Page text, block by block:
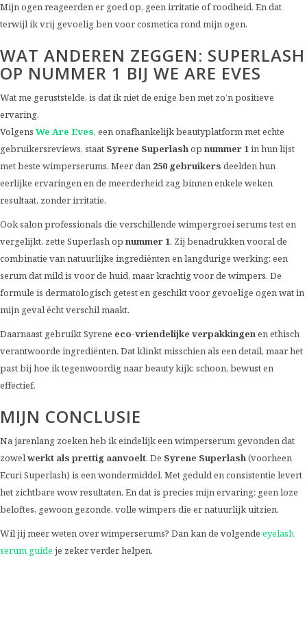
Mijn ogen reageerden er goed op, geen irritatie of roodheid. En dat
terwijl ik vrij gevoelig ben voor cosmetica rond mijn ogen.
WAT ANDEREN ZEGGEN: SUPERLASH
OP NUMMER 1 BIJ WE ARE EVES
Wat me geruststelde, is dat ik niet de enige ben met zo’n positieve
ervaring.
Volgens We Are Eves, een onafhankelijk beautyplatform met echte
gebruikersreviews, staat Syrene Superlashop nummer 1in hun lijst
met beste wimperserums. Meer dan 250 gebruikers deelden hun
eerlijke ervaringen en de meerderheid zag binnen enkele weken
resultaat, zonder irritatie.
Ook salon professionals die verschillende wimpergroei serums test en
vergelijkt, zette Superlash op nummer 1. Zij benadrukken vooral de
combinatie van natuurlijke ingrediënten en langdurige werking: een
serum dat mild is voor de huid, maar krachtig voor de wimpers. De
formule is dermatologisch getest en geschikt voor gevoelige ogen wat in
mijn geval écht verschil maakt.
Daarnaast gebruikt Syrene eco-vriendelijke verpakkingenen ethisch
verantwoorde ingrediënten. Dat klinkt misschien als een detail, maar het
past bij hoe ik tegenwoordig naar beauty kijk: schoon, bewust en
effectief.
MIJN CONCLUSIE
Na jarenlang zoeken heb ik eindelijk een wimperserum gevonden dat
zowelwerkt als prettig aanvoelt. De Syrene Superlash(voorheen
Ecuri Superlash) is een wondermiddel. Met geduld en consistentie levert
het zichtbare wow resultaten. En dat is precies mijn ervaring: geen loze
beloftes, gewoon gezonde, volle wimpers die er natuurlijk uitzien.
Wil jij meer weten over wimperserums? Dan kan de volgende eyelash
serum guide je zeker verder helpen.